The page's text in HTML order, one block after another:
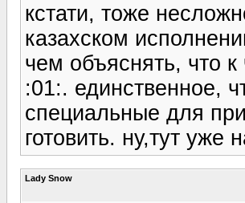
кстати, тоже
казахском
чем объяснять, что
:01:. единственное,
специальные для
готовить. ну,тут уже
Lady Snow